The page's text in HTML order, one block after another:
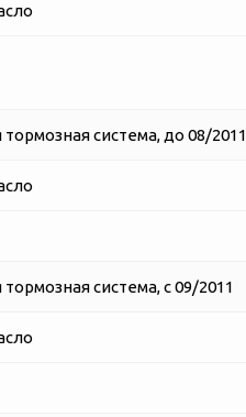
система, до 08/2011
система, с 09/2011